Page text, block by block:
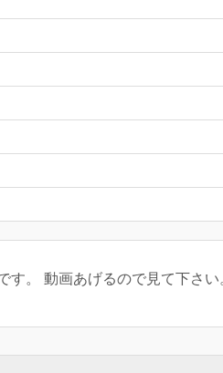
す。 動画あげるので見て下さ